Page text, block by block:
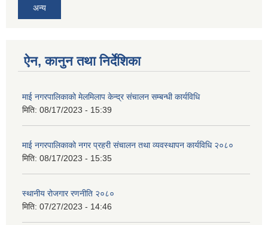
अन्य
ऐन, कानुन तथा निर्देशिका
माई नगरपालिकाको मेलमिलाप केन्द्र संचालन सम्बन्धी कार्यविधि
मिति: 08/17/2023 - 15:39
माई नगरपालिकाको नगर प्रहरी संचालन तथा व्यवस्थापन कार्यविधि २०८०
मिति: 08/17/2023 - 15:35
स्थानीय रोजगार रणनीति २०८०
मिति: 07/27/2023 - 14:46